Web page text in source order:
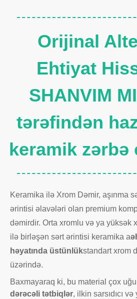
Orijinal
Ehtiyat
SHANVIM
tərəfindən
keramik zərbə
Keramika ilə Xrom Dəmir, aşınma
ərintisi əlavələri olan premium
dəmirdir. Orta xromlu və ya yüksək
ilə birləşən sərt ərintisi keramika a
həyatında üstünlükstandart xrom
üzərində.
Baxmayaraq ki, bu material çox
dərəcəli tətbiqlər, ilkin sarsıdıcı